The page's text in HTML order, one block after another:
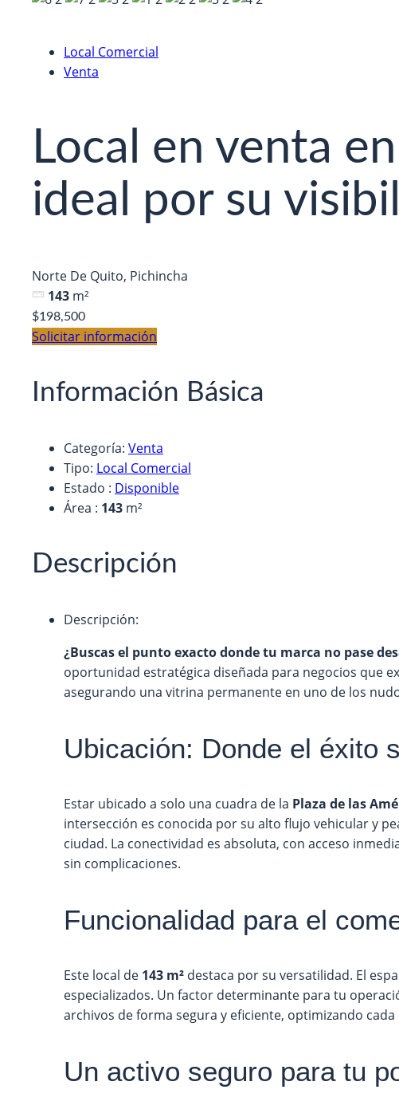
Local Comercial
Venta
Local en venta
ideal por su
Norte De Quito, Pichincha
143 m²
$198,500
Solicitar información
Información Básica
Categoría: Venta
Tipo: Local Comercial
Estado : Disponible
Área : 143 m²
Descripción
Descripción:
¿Buscas el punto exacto donde tu marca no pase
oportunidad estratégica diseñada para negocios que
asegurando una vitrina permanente en uno de los
Ubicación: Donde el éxito
Estar ubicado a solo una cuadra de la Plaza de las
intersección es conocida por su alto flujo vehicular y
ciudad. La conectividad es absoluta, con acceso
sin complicaciones.
Funcionalidad para el
Este local de 143 m² destaca por su versatilidad. El
especializados. Un factor determinante para tu
archivos de forma segura y eficiente, optimizando
Un activo seguro para tu